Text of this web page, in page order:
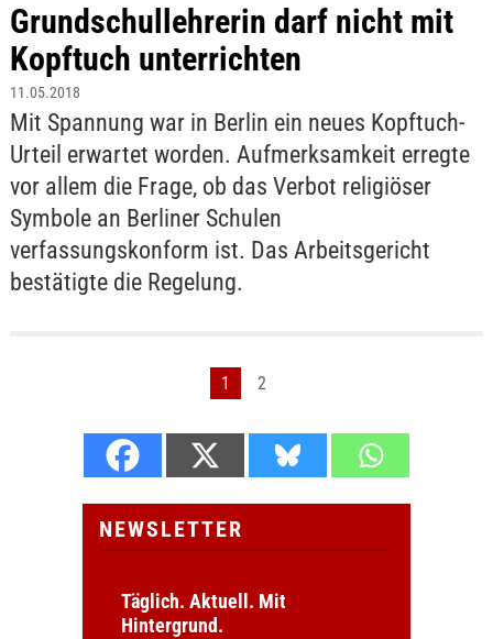
Grundschullehrerin darf nicht mit
Kopftuch unterrichten
11.05.2018
Mit Spannung war in Berlin ein neues Kopftuch-
Urteil erwartet worden. Aufmerksamkeit erregte
vor allem die Frage, ob das Verbot religiöser
Symbole an Berliner Schulen
verfassungskonform ist. Das Arbeitsgericht
bestätigte die Regelung.
1 2
NEWSLETTER
Täglich. Aktuell. Mit
Hintergrund.